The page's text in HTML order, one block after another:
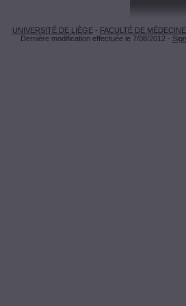
UNIVERSITÉ DE LIÈGE- FACULTÉ DE
Dernière modification effectuée le 7/08/2012 -